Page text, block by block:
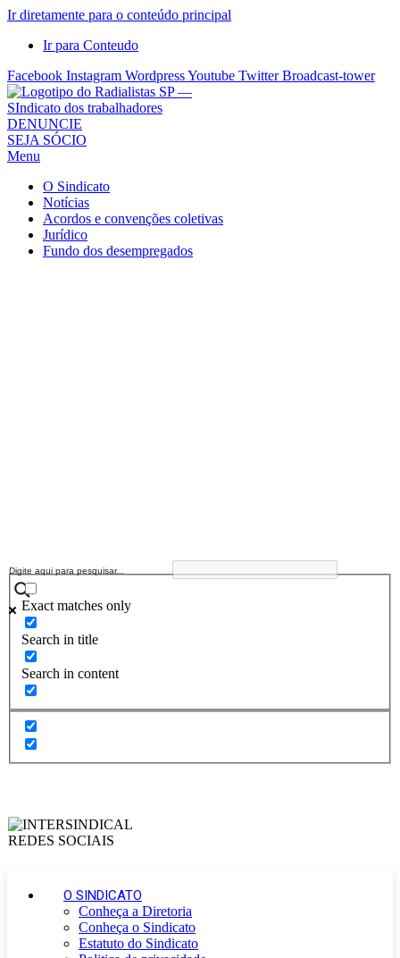
Ir diretamente para o conteúdo principal
Ir para Conteudo
Facebook Instagram WordpressYoutube Twitter Broadcast-tower
Sindicato
dos
Radialistas
São
Paulo
Sindicato
DENUNCIE
SEJA SÓCIO
Menu
O Sindicato
Notícias
Acordos e convenções coletivas
Jurídico
Fundo dos desempregados
Exact matches only
Search in title
Search in content
O SINDICATO
Conheça a Diretoria
Conheça o Sindicato
Estatuto do Sindicato